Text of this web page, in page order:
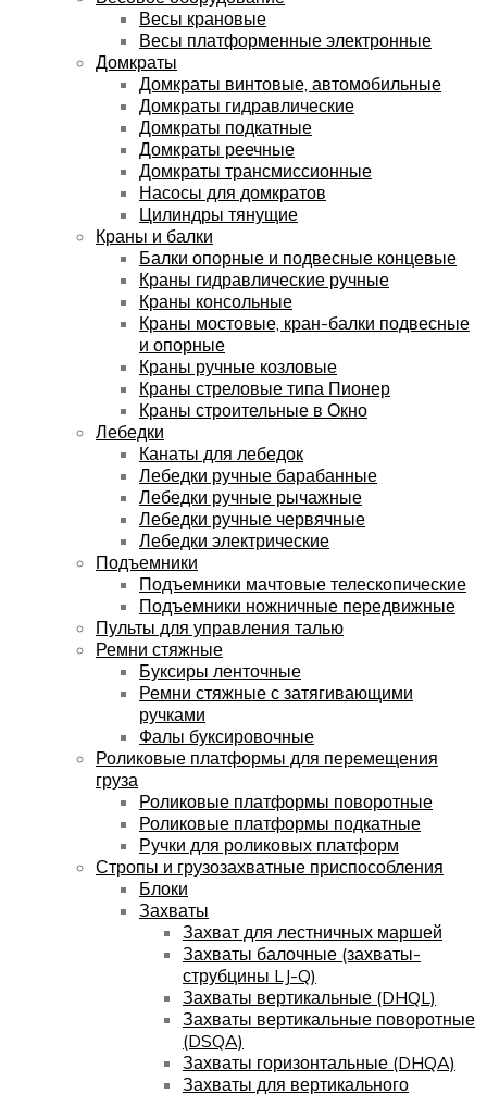
Весы крановые
Весы платформенные электронные
Домкраты
Домкраты винтовые, автомобильные
Домкраты гидравлические
Домкраты подкатные
Домкраты реечные
Домкраты трансмиссионные
Насосы для домкратов
Цилиндры тянущие
Краны и балки
Балки опорные и подвесные концевые
Краны гидравлические ручные
Краны консольные
Краны мостовые, кран-балки подвесные
и опорные
Краны ручные козловые
Краны стреловые типа Пионер
Краны строительные в Окно
Лебедки
Канаты для лебедок
Лебедки ручные барабанные
Лебедки ручные рычажные
Лебедки ручные червячные
Лебедки электрические
Подъемники
Подъемники мачтовые телескопические
Подъемники ножничные передвижные
Пульты для управления талью
Ремни стяжные
Буксиры ленточные
Ремни стяжные с затягивающими
ручками
Фалы буксировочные
Роликовые платформы для перемещения
груза
Роликовые платформы поворотные
Роликовые платформы подкатные
Ручки для роликовых платформ
Стропы и грузозахватные приспособления
Блоки
Захваты
Захват для лестничных маршей
Захваты балочные (захваты-
струбцины LJ-Q)
Захваты вертикальные (DHQL)
Захваты вертикальные поворотные
(DSQA)
Захваты горизонтальные (DHQA)
Захваты для вертикального